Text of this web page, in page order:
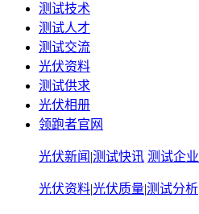
测试技术
测试人才
测试交流
光伏资料
测试供求
光伏相册
领跑者官网
光伏新闻 |测试快讯 测试企业
光伏资料|光伏质量|测试分析